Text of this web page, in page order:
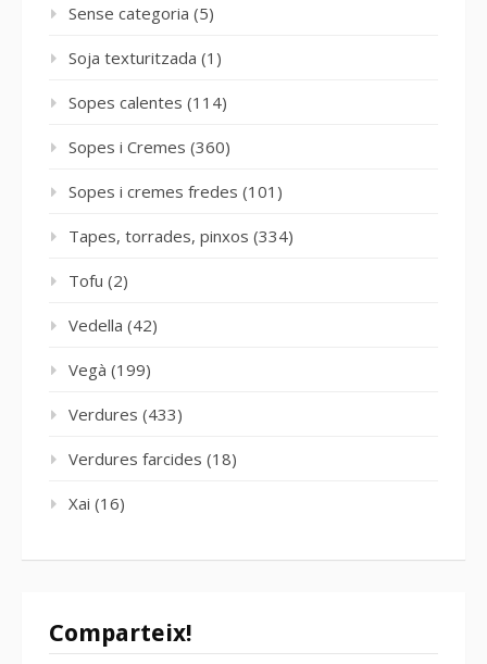
Sense categoria (5)
Soja texturitzada (1)
Sopes calentes (114)
Sopes i Cremes (360)
Sopes i cremes fredes (101)
Tapes, torrades, pinxos (334)
Tofu (2)
Vedella (42)
Vegà (199)
Verdures (433)
Verdures farcides (18)
Xai (16)
Comparteix!